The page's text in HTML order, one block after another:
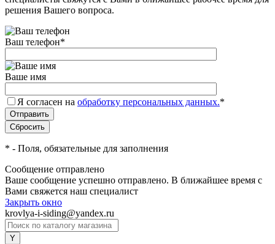
решения Вашего вопроса.
Ваш телефон*
Ваше имя
Я согласен на обработку персональных данных.*
* - Поля, обязательные для заполнения
Сообщение отправлено
Ваше сообщение успешно отправлено. В ближайшее время с
Вами свяжется наш специалист
Закрыть окно
krovlya-i-siding@yandex.ru